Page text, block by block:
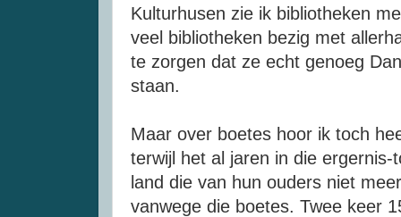
Kulturhusen zie ik bibliotheken
veel bibliotheken bezig met
te zorgen dat ze echt genoeg
staan.
Maar over boetes hoor ik toch
terwijl het al jaren in die ergernis-
land die van hun ouders niet
vanwege die boetes. Twee keer